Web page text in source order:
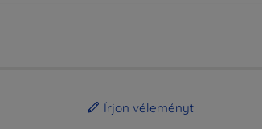
Írjon véleményt